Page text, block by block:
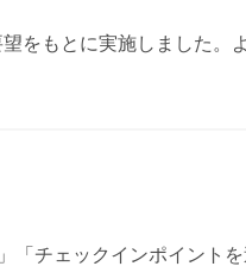
をもとに実施しました。
」「チェックインポイントを